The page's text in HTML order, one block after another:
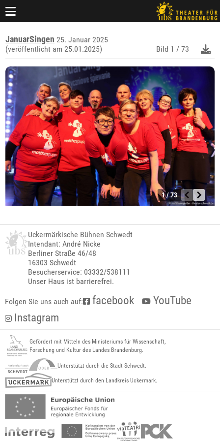
JanuarSingen 25. Januar 2025
(veröffentlicht am 25.01.2025)
Bild 1 / 73
1 / 73
Uckermärkische Bühnen Schwedt
Intendant: André Nicke
Berliner Straße 46/48
16303 Schwedt
Besucherservice: 03332/538111
Unser Haus ist barrierefrei.
Folgen Sie uns auch auf: facebook
YouTube
Instagram
Gefördert mit Mitteln des Ministeriums für Wissenschaft,
Forschung und Kultur des Landes Brandenburg.
Unterstützt durch die Stadt Schwedt.
Unterstützt durch den Landkreis Uckermark.